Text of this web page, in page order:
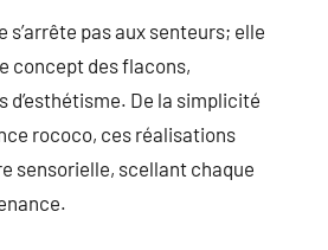
s’arrête pas aux senteurs; elle
concept des flacons,
De la simplicité
rococo, ces réalisations
sensorielle, scellant chaque